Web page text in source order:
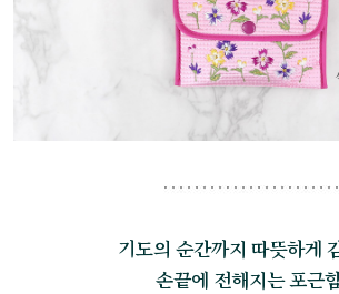
기도의 순간까지 따뜻하게
손끝에 전해지는 포근